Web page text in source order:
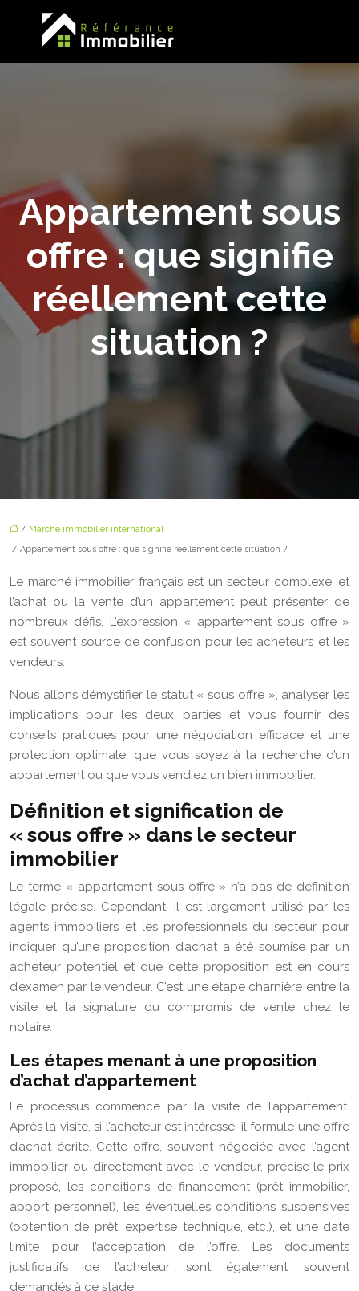
Appartement sous
offre : que signifie
réellement cette
situation ?
/ Marché immobilier international
/ Appartement sous offre : que signifie réellement cette situation ?
Le marché immobilier français est un secteur complexe, et
l’achat ou la vente d’un appartement peut présenter de
nombreux défis. L’expression « appartement sous offre »
est souvent source de confusion pour les acheteurs et les
vendeurs.
Nous allons démystifier le statut « sous offre », analyser les
implications pour les deux parties et vous fournir des
conseils pratiques pour une négociation efficace et une
protection optimale, que vous soyez à la recherche d’un
appartement ou que vous vendiez un bien immobilier.
Définition et signification de
« sous offre » dans le secteur
immobilier
Le terme « appartement sous offre » n’a pas de définition
légale précise. Cependant, il est largement utilisé par les
agents immobiliers et les professionnels du secteur pour
indiquer qu’une proposition d’achat a été soumise par un
acheteur potentiel et que cette proposition est en cours
d’examen par le vendeur. C’est une étape charnière entre la
visite et la signature du compromis de vente chez le
notaire.
Les étapes menant à une proposition
d’achat d’appartement
Le processus commence par la visite de l’appartement.
Après la visite, si l’acheteur est intéressé, il formule une offre
d’achat écrite. Cette offre, souvent négociée avec l’agent
immobilier ou directement avec le vendeur, précise le prix
proposé, les conditions de financement (prêt immobilier,
apport personnel), les éventuelles conditions suspensives
(obtention de prêt, expertise technique, etc.), et une date
limite pour l’acceptation de l’offre. Les documents
justificatifs de l’acheteur sont également souvent
demandés à ce stade.